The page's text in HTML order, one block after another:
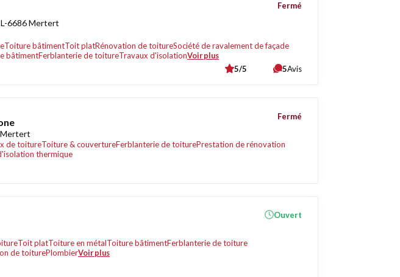
6686 Mertert
Toiture bâtimentToit platRénovation de toitureSociété de ravalement de façade
bâtimentFerblanterie de toitureTravaux d'isolationVoir plus
Fermé
5/5 5Avis
Mertert
de toitureToiture & couvertureFerblanterie de toiturePrestation de rénovation
thermique
Fermé
Toit platToiture en métalToiture bâtimentFerblanterie de toiture
de toiturePlombierVoir plus
Ouvert